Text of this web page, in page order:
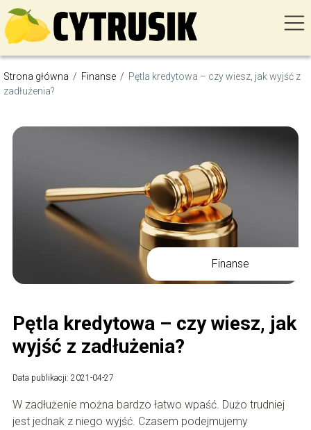
Strona główna / Finanse / Pętla kredytowa – czy wiesz, jak wyjść z
zadłużenia?
Finanse
Pętla kredytowa – czy wiesz, jak
wyjść z zadłużenia?
Data publikacji: 2021-04-27
W zadłużenie można bardzo łatwo wpaść. Dużo trudniej
jest jednak z niego wyjść. Czasem podejmujemy